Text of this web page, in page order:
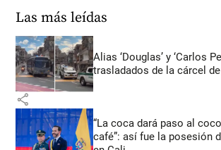
Las más leídas
Alias ‘Douglas’ y ‘Carlos
trasladados de la cárcel
share
“La coca dará paso al
café”: así fue la posesión